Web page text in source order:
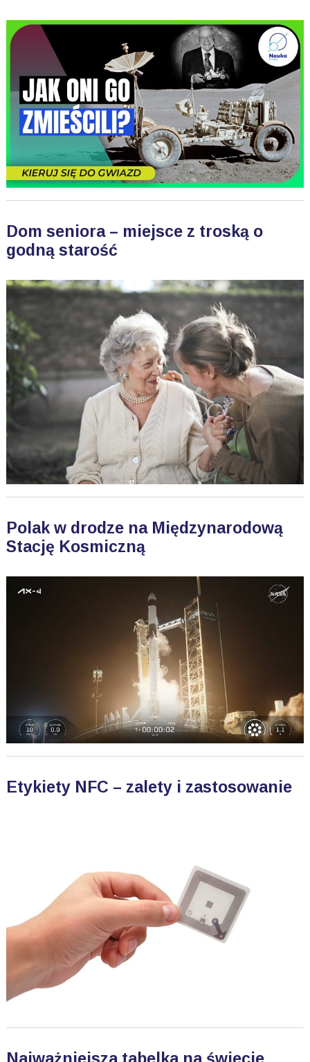
Dom seniora – miejsce z troską o
godną starość
Polak w drodze na Międzynarodową
Stację Kosmiczną
Etykiety NFC – zalety i zastosowanie